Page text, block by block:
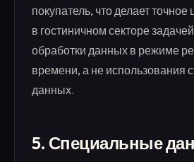
покупатель, что делает
в гостиничном секторе
обработки данных в режиме
времени, а не использования
данных.
5. Специальные